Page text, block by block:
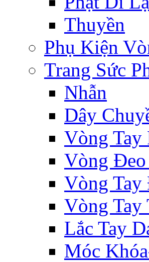
Thuyền
Phụ Kiện
Trang Sức
Nhẫn
Dây
Vòng Tay
Vòng Đeo
Vòng Tay
Vòng
Lắc Tay
Móc